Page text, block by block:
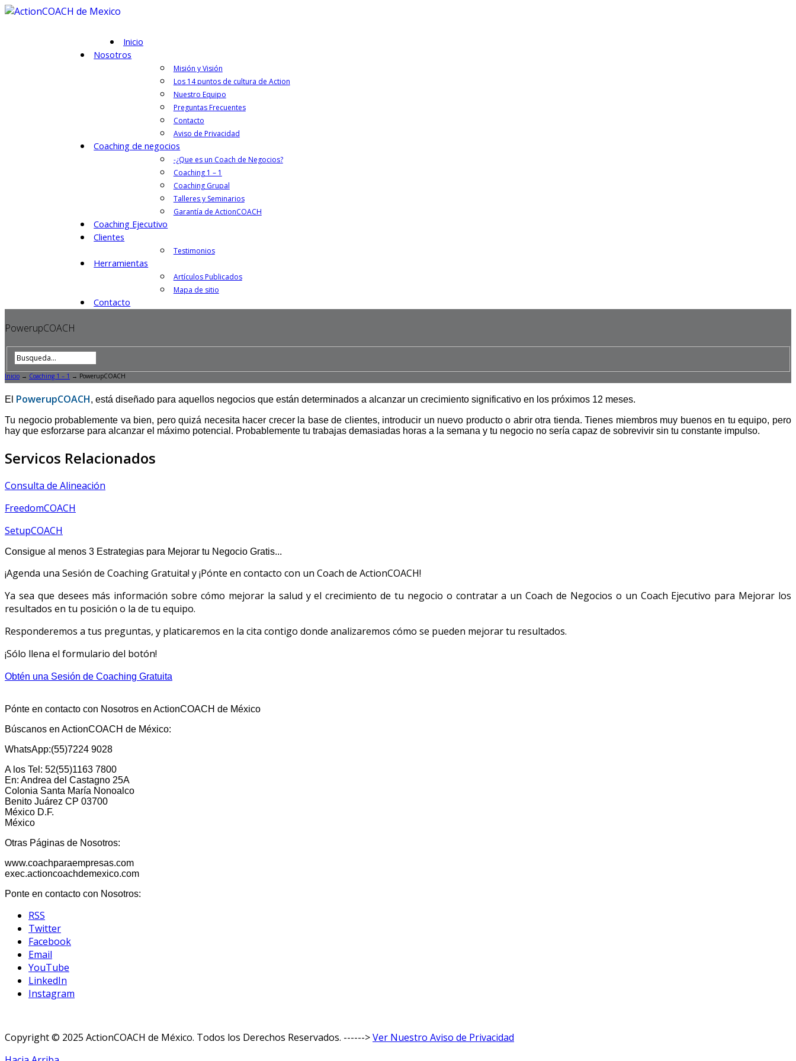
Inicio
Nosotros
Misión y Visión
Los 14 puntos de cultura de Action
Nuestro Equipo
Preguntas Frecuentes
Contacto
Aviso de Privacidad
Coaching de negocios
-¿Que es un Coach de Negocios?
Coaching 1 – 1
Coaching Grupal
Talleres y Seminarios
Garantía de ActionCOACH
Coaching Ejecutivo
Clientes
Testimonios
Herramientas
Artículos Publicados
Mapa de sitio
Contacto
PowerupCOACH
Inicio → Coaching 1 – 1 → PowerupCOACH
El PowerupCOACH, está diseñado para aquellos negocios que están determinados a alcanzar un crecimiento significativo en los próximos 12 meses.
Tu negocio probablemente va bien, pero quizá necesita hacer crecer la base de clientes, introducir un nuevo producto o abrir otra tienda. Tienes miembros muy buenos en tu equipo, pero
hay que esforzarse para alcanzar el máximo potencial. Probablemente tu trabajas demasiadas horas a la semana y tu negocio no sería capaz de sobrevivir sin tu constante impulso.
Servicos Relacionados
Consulta de Alineación
FreedomCOACH
SetupCOACH
Consigue al menos 3 Estrategias para Mejorar tu Negocio Gratis...
¡Agenda una Sesión de Coaching Gratuita! y ¡Pónte en contacto con un Coach de ActionCOACH!
Ya sea que desees más información sobre cómo mejorar la salud y el crecimiento de tu negocio o contratar a un Coach de Negocios o un Coach Ejecutivo para Mejorar los
resultados en tu posición o la de tu equipo.
Responderemos a tus preguntas, y platicaremos en la cita contigo donde analizaremos cómo se pueden mejorar tu resultados.
¡Sólo llena el formulario del botón!
Obtén una Sesión de Coaching Gratuita
Pónte en contacto con Nosotros en ActionCOACH de México
Búscanos en ActionCOACH de México:
WhatsApp:(55)7224 9028
A los Tel: 52(55)1163 7800
En: Andrea del Castagno 25A
Colonia Santa María Nonoalco
Benito Juárez CP 03700
México D.F.
México
Otras Páginas de Nosotros:
www.coachparaempresas.com
exec.actioncoachdemexico.com
Ponte en contacto con Nosotros:
RSS
Twitter
Facebook
Email
YouTube
LinkedIn
Instagram
Copyright © 2025 ActionCOACH de México. Todos los Derechos Reservados. ------>Ver Nuestro Aviso de Privacidad